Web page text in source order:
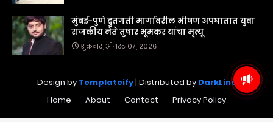
मुंबई-पुणे द्रुतगती मार्गावरील भीषण अपघातात युवा
राजकीय नेते तुषार भूमकर यांचा मृत्यू
शुक्रवार, ऑगस्ट ०७, २०२६
Design by Templateify| Distributed by DarkLine
Home
About Contact Privacy Policy